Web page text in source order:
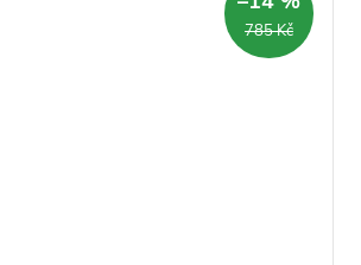
785 Kč